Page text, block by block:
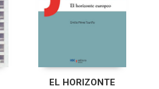
EL HORIZONTE